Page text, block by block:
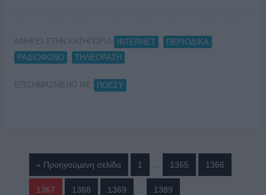
ΑΝΗΚΕΙ ΣΤΗΝ ΚΑΤΗΓΟΡΙΑ: INTERNET ΠΕΡΙΟΔΙΚΑ
ΡΑΔΙΟΦΩΝΟ
ΤΗΛΕΟΡΑΣΗ
ΕΠΙΣΗΜΑΣΜΕΝΟ ΜΕ: ΠΟΕΣΥ
« Προηγούμενη σελίδα 1 1365 1366
1367 1368 1369 1389